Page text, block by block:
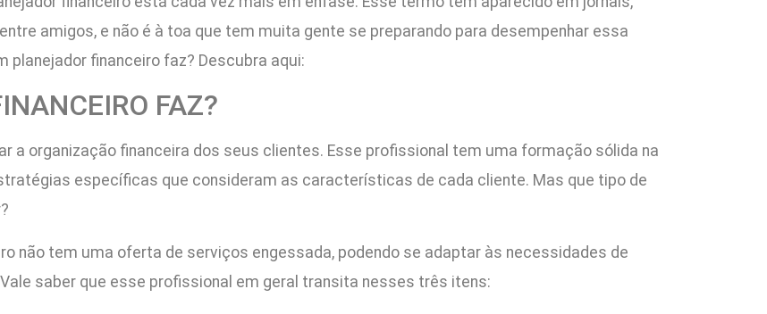
amigos, e não é à toa que tem muita gente se preparando para desempenhar essa
financeiro faz? Descubra aqui:
FAZ?
a organização financeira dos seus clientes. Esse profissional tem uma formação sólida na
específicas que consideram as características de cada cliente. Mas que tipo de
não tem uma oferta de serviços engessada, podendo se adaptar às necessidades de
saber que esse profissional em geral transita nesses três itens: